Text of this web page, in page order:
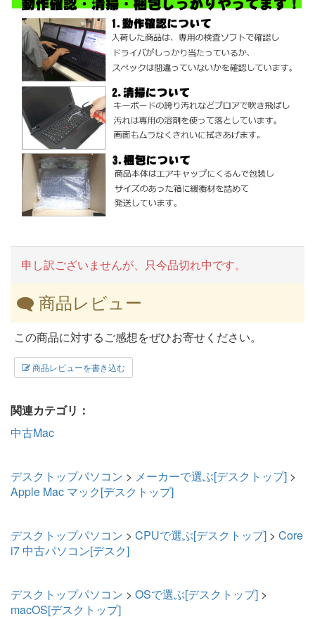
申し訳ございませんが、只今品切れ中です。
商品レビュー
この商品に対するご感想をぜひお寄せください。
商品レビューを書き込む
関連カテゴリ：
中古Mac
デスクトップパソコン > メーカーで選ぶ[デスクトップ] >
Apple Mac マック[デスクトップ]
デスクトップパソコン > CPUで選ぶ[デスクトップ] > Core
i7 中古パソコン[デスク]
デスクトップパソコン > OSで選ぶ[デスクトップ] >
macOS[デスクトップ]